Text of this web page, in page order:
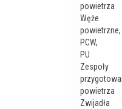
powietrza
Węże
powietrzne,
PCW,
PU
Zespoły
powietrza
Zwijadła